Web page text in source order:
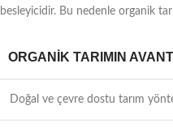
besleyicidir. Bu nedenle organik
ORGANIK TARIMIN
Doğal ve çevre dostu tarım